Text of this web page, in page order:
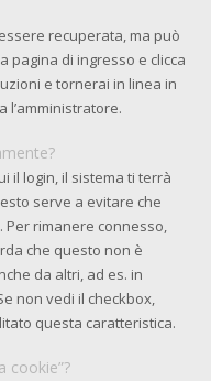
recuperata, ma può
pagina di ingresso e clicca
e tornerai in linea in
l’amministratore.
il login, il sistema ti terrà
serve a evitare che
rimanere connesso,
che questo non è
da altri, ad es. in
non vedi il checkbox,
questa caratteristica.
cookie”?